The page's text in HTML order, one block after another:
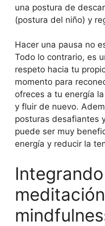
una postura de
(postura del niño) y
Hacer una pausa no
Todo lo contrario, es
respeto hacia tu
momento para
ofreces a tu energía
y fluir de nuevo.
posturas desafiantes
puede ser muy
energía y reducir la